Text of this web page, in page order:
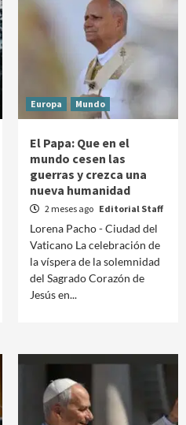
Europa Mundo
El Papa: Que en el
mundo cesen las
guerras y crezca una
nueva humanidad
2 meses ago Editorial Staff
Lorena Pacho - Ciudad del
Vaticano La celebración de
la víspera de la solemnidad
del Sagrado Corazón de
Jesús en...